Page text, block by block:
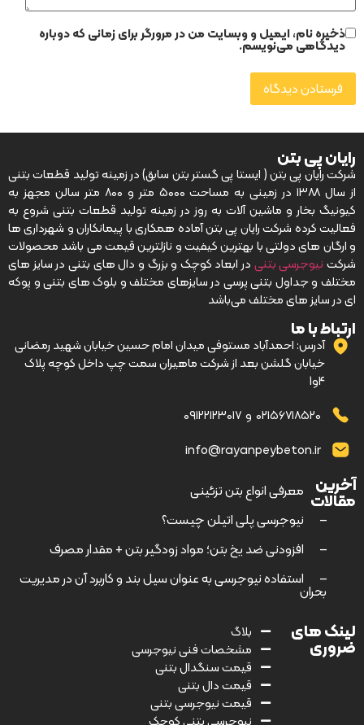
ذخیره نام، ایمیل و وبسایت من در مرورگر برای زمانی که دوباره
دیدگاهی می‌نویسم.
رایان پی بتن
شرکت رایان پی بتن ( ایستا پی گستر بتن سابق) در زمینه تولید قطعات بتنی
از سال ۱۳۸۸ در زمینی به مساحت ۵۰۰۰ متر و ۸۰۰ متر سالن مجهز به
کیونیگ بخار و ماشین آلات به روز در زمینه تولید قطعات بتنی شروع به
فعالیت کرده شرکت رایان پی بتن آماده همکاری با پیمانکاران و شهرداری ها
و ارگان های دولتی با بهترین کیفیت و نازلترین قیمت می باشد محصولات
شرکتنیوجرسی بتنیدر ابعاد کوچک و بزرگ و دال های بتنی در سایز های
مختلف و جداول بتنی پرسی در سایزهای مختلف و بلوک های بتنی و پوکه
ای در سایز های مختلف می‌باشد
ارتباط با ما
آدرس: احمدآباد مستوفی میدان امام حسین خیابان شهید رمضانی
خیابان گلشن بعد از شرکت ماهیران سمت چپ داخل کوچه پلاک
4و1
۰۲۱۵۶۷۱۸۵۲۰ و ۰۹۱۲۲۱۲۳۰۱۷
info@rayanpeybeton.ir
آخرین
مقالات
–
معرفی انواع بتن تزئینی
–
نیوجرسی پلی اتیلن چیست؟
–
افزودنی ضد یخ بتن؛ مواد زودگیر بتن + مقدار مصرف
–
استفاده نیوجرسی به عنوان سیل بند و کاربرد آن در مدیریت
بحران
لینک های
ضروری
بلاگ
مشخصات فنی نیوجرسی
قیمت سنگدال بتنی
قیمت دال بتنی
قیمت نیوجرسی بتنی